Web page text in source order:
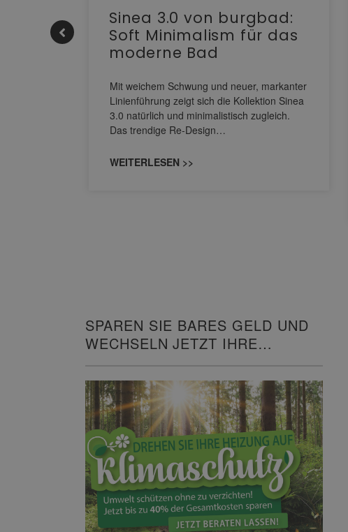
Sinea 3.0 von burgbad:
Soft Minimalism für das
moderne Bad
Mit weichem Schwung und neuer, markanter
Linienführung zeigt sich die Kollektion Sinea
3.0 natürlich und minimalistisch zugleich.
Das trendige Re-Design…
WEITERLESEN >>
SPAREN SIE BARES GELD UND
WECHSELN JETZT IHRE